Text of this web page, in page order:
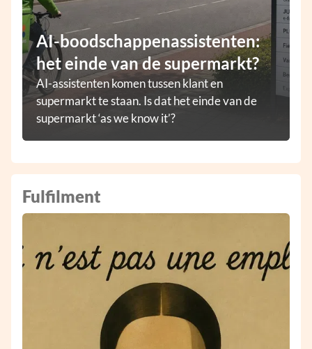
AI-boodschappenassistenten:
het einde van de supermarkt?
AI-assistenten komen tussen klant en
supermarkt te staan. Is dat het einde van de
supermarkt ‘as we know it’?
Fulfilment